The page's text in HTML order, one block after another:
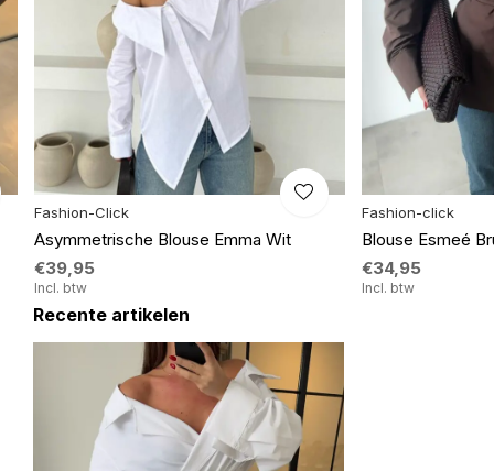
Fashion-Click
Asymmetrische Blouse Emma Wit
€39,95
Incl. btw
Fashion-click
Blouse Esmeé
€34,95
Incl. btw
Recente artikelen